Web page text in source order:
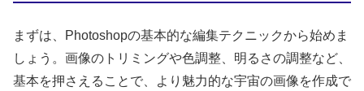
まずは、Photoshopの基本的な編集テクニックから始めま
しょう。画像のトリミングや色調整、明るさの調整など、
基本を押さえることで、より魅力的な宇宙の画像を作成で